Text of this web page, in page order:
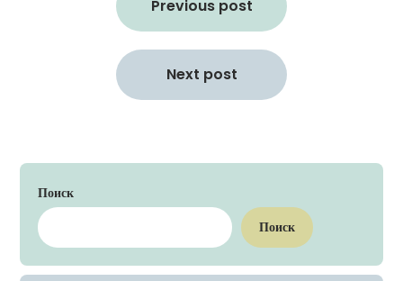
Previous post
Next post
Поиск
Поиск